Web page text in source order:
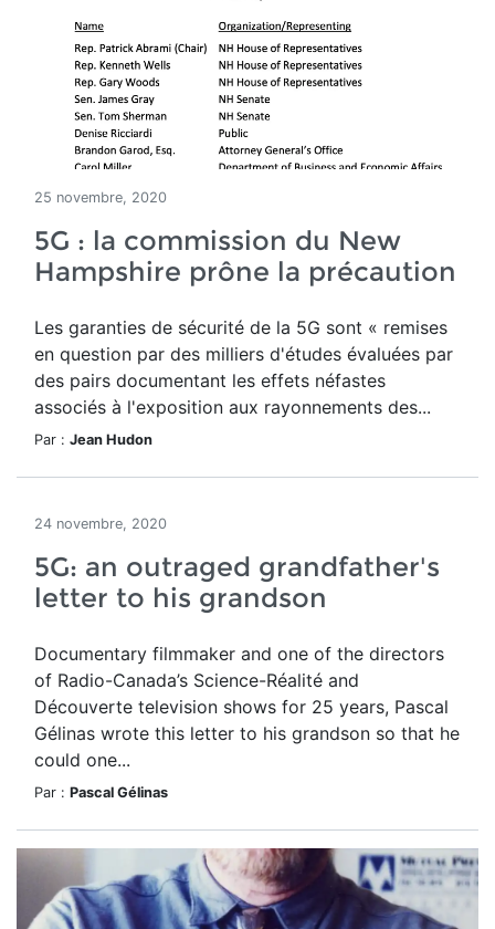
25 novembre, 2020
5G : la commission du New
Hampshire prône la précaution
Les garanties de sécurité de la 5G sont « remises
en question par des milliers d'études évaluées par
des pairs documentant les effets néfastes
associés à l'exposition aux rayonnements des...
Par : Jean Hudon
24 novembre, 2020
5G: an outraged grandfather's
letter to his grandson
Documentary filmmaker and one of the directors
of Radio-Canada’s Science-Réalité and
Découverte television shows for 25 years, Pascal
Gélinas wrote this letter to his grandson so that he
could one...
Par : Pascal Gélinas